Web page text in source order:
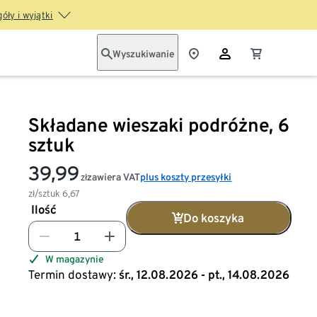
i wyjątki
Wyszukiwanie
Składane wieszaki podróżne, 6
sztuk
39,99 zł
zł/sztuk6,67
zawiera VATplus koszty przesyłki
Ilość
Do koszyka
W magazynie
Termin dostawy: śr., 12.08.2026 - pt., 14.08.2026